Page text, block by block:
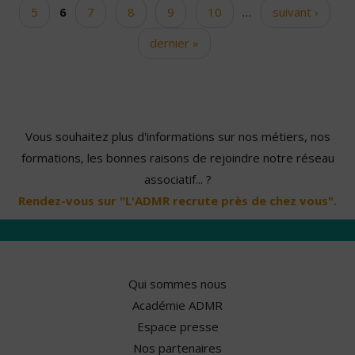
5 6 7 8 9 10 …
suivant ›
dernier »
Vous souhaitez plus d'informations sur nos métiers, nos
formations, les bonnes raisons de rejoindre notre réseau
associatif... ?
Rendez-vous sur "L'ADMR recrute près de chez vous".
Qui sommes nous
Académie ADMR
Espace presse
Nos partenaires